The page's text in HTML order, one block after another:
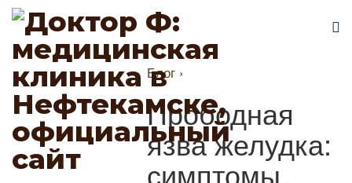
Блог ›
Прободная
язва желудка:
симптомы,